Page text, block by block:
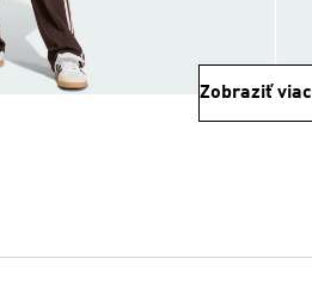
Zobraziť viac